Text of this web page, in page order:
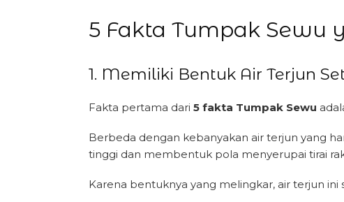
5 Fakta Tumpak Sewu
1. Memiliki Bentuk Air Terjun
Fakta pertama dari 5 fakta Tumpak Sewu
Berbeda dengan kebanyakan air terjun yang
tinggi dan membentuk pola menyerupai tirai
Karena bentuknya yang melingkar, air terjun ini